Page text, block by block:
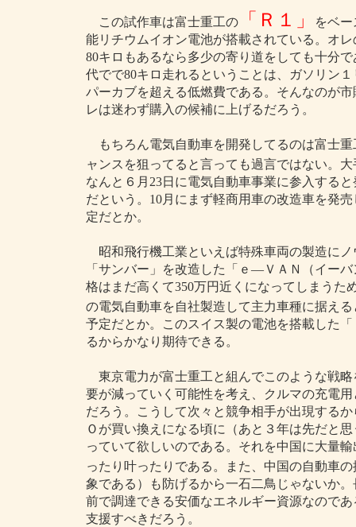
この試作車は富士重工の「Ｒ１」
をベ
能リチウムイオン電池が搭載されている。オ
80キロもあるなら多少の寄り道をしても十分
代でで80キロ走れるということは、ガソリン
パーカブを超える低燃費である。そんなのが
レは迷わず購入の候補に上げるだろう。
もちろん電気自動車を開発してるのは富士
ャンスを狙ってると言っても過言ではない。
なんと６月23日に電気自動車事業に参入する
だという。10月にまず軽商用車の改造車を発
定だとか。
昭和飛行機工業といえば特殊車両の製造に
「サンバー」を改造した「ｅ―ＶＡＮ（イー
格はまだ高くて350万円近くになってしまうた
の電気自動車を自社製造して主力車種に据え
予定だとか。このスイス製の電池を搭載した
るからかなり期待できる。
東京電力が富士重工と組んでこのような戦
要が減っていく可能性を考え、クルマの充電
だろう。こうして次々と競争相手が出現する
Ｏが買い換えになる頃に（あと３年は先だと
っていて欲しいのである。それを中国に大量
ったり叶ったりである。また、中国の自動車
象である）も防げるから一石二鳥じゃないか
前で調達できる安価なエネルギー資源なので
支援すべきだろう。